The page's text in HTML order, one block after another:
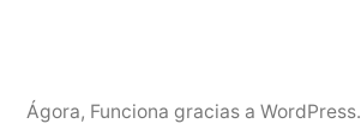
Ágora, Funciona gracias a WordPress.